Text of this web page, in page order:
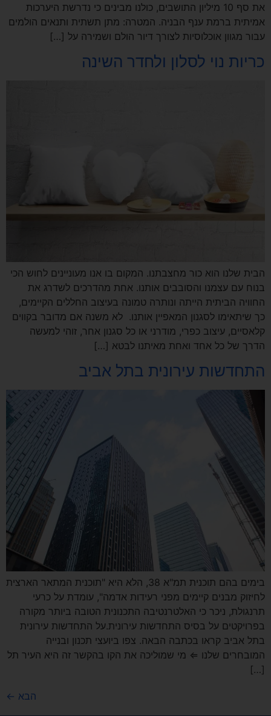
את סף 10 מיליון התושבים, כולנו מבינים כי נדרשת היערכות
אמיתית ברמת ענף הבניה. המטרה: מתן תשתית ותנאים הולמים
עבור מגוון אוכלוסיות לצורך דיור הולם ושמירה על […]
כריות נוי לסלון ולחדר השינה
הבית שלנו הוא כור מחצבתנו. המקום בו אנו מעוניינים לחוש הכי
בנוח עם עצמנו והסובבים אותנו. אחת מהדרכים לשדרג את
החוויה הביתית הייתה ונותרה טמונה בעיצוב החללים הקיימים,
כך שיתאימו לסגנון המאפיין אותנו. לא משנה אם מדובר בקווים
קלאסיים, עיצוב כפרי, מודרני או כל סגנון אחר, זוהי למעשה
הדרך של כל אחד ואחת מאיתנו לבטא […]
התחדשות עירונית בתל אביב
בימים בהם תוכנית תמ"א 38, הלא היא "תוכנית המתאר הארצית
לחיזוק מבנים קיימים מפני רעידות אדמה", עומדת על כרעי
תרנגולת, ניכר כי האלטרנטיבה התכנונית הטובה ביותר מקורה
בפרויקטים על בסיס התחדשות עירונית.על התחדשות עירונית
בתל אביב קראו בכתבה הבאה. צפו ביועצי תכנון ובנייה
המובחרים שלנו ⇐ מי שמוליכה את הקו בהקשר זה היא העיר תל
[…]
הבא ←